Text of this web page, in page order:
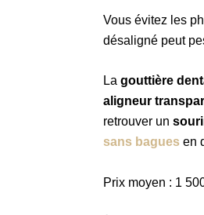
Vous évitez les
désaligné peut
La gouttière
aligneur
retrouver un
sans bagues en
Prix moyen : 1